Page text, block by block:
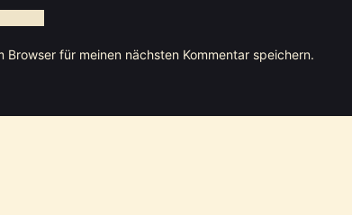
für meinen nächsten Kommentar speichern.